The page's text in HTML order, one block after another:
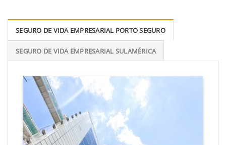
SEGURO DE VIDA EMPRESARIAL PORTO SEGURO
SEGURO DE VIDA EMPRESARIAL SULAMÉRICA